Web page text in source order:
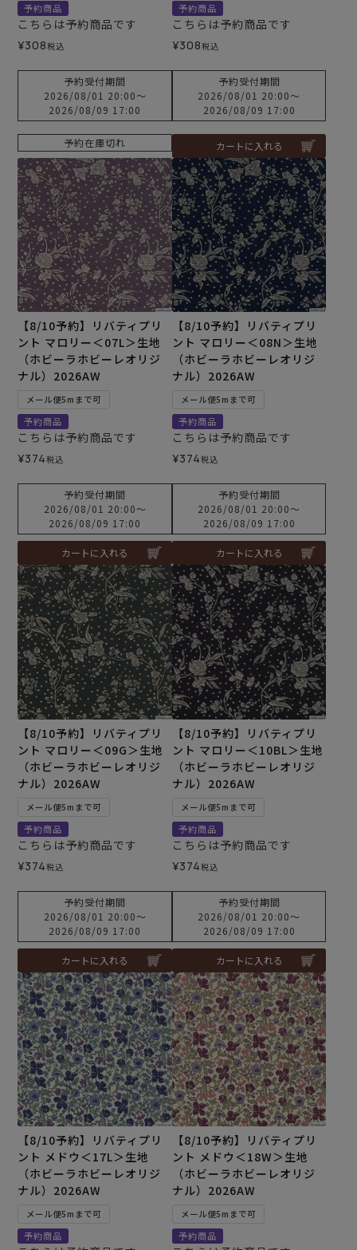
予約商品
こちらは予約商品です
¥308税込
予約受付期間
2026/08/01 20:00〜
2026/08/09 17:00
予約在庫切れ
予約商品
こちらは予約商品です
¥308税込
予約受付期間
2026/08/01 20:00〜
2026/08/09 17:00
カートに入れる
【8/10予約】リバティプリ
ント マロリー＜07L＞生地
（ホビーラホビーレオリジ
ナル）2026AW
メール便5mまで可
予約商品
こちらは予約商品です
¥374税込
予約受付期間
2026/08/01 20:00〜
2026/08/09 17:00
カートに入れる
【8/10予約】リバティプリ
ント マロリー＜08N＞生地
（ホビーラホビーレオリジ
ナル）2026AW
メール便5mまで可
予約商品
こちらは予約商品です
¥374税込
予約受付期間
2026/08/01 20:00〜
2026/08/09 17:00
カートに入れる
【8/10予約】リバティプリ
ント マロリー＜09G＞生地
（ホビーラホビーレオリジ
ナル）2026AW
メール便5mまで可
予約商品
こちらは予約商品です
¥374税込
予約受付期間
2026/08/01 20:00〜
2026/08/09 17:00
カートに入れる
【8/10予約】リバティプリ
ント マロリー＜10BL＞生地
（ホビーラホビーレオリジ
ナル）2026AW
メール便5mまで可
予約商品
こちらは予約商品です
¥374税込
予約受付期間
2026/08/01 20:00〜
2026/08/09 17:00
カートに入れる
【8/10予約】リバティプリ
ント メドウ＜17L＞生地
（ホビーラホビーレオリジ
ナル）2026AW
メール便5mまで可
予約商品
【8/10予約】リバティプリ
ント メドウ＜18W＞生地
（ホビーラホビーレオリジ
ナル）2026AW
メール便5mまで可
予約商品